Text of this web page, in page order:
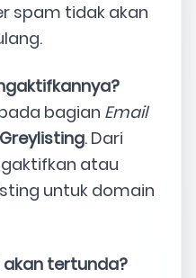
spam tidak akan
bagian Email
. Dari
atau
untuk domain
tertunda?